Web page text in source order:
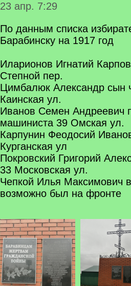
23 апр. 7:29
По данным списка
Барабинску на 1917 год
Иларионов Игнатий
Степной пер.
Цимбалюк Александр сын
Каинская ул.
Иванов Семен Андреевич
машиниста 39 Омская ул.
Карпунин Феодосий
Курганская ул
Покровский Григорий
33 Московская ул.
Чепкой Илья Максимович
возможно был на фронте